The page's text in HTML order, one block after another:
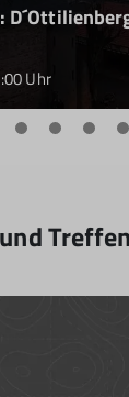
Uhr
Treffen